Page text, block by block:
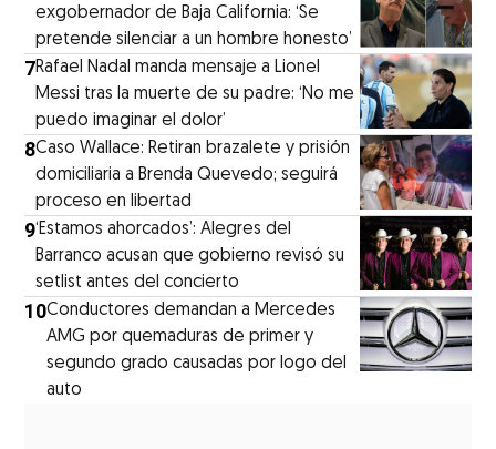
exgobernador de Baja California: ‘Se
pretende silenciar a un hombre honesto’
7Rafael Nadal manda mensaje a Lionel
Messi tras la muerte de su padre: ‘No me
puedo imaginar el dolor’
8Caso Wallace: Retiran brazalete y prisión
domiciliaria a Brenda Quevedo; seguirá
proceso en libertad
9‘Estamos ahorcados’: Alegres del
Barranco acusan que gobierno revisó su
setlist antes del concierto
10Conductores demandan a Mercedes
AMG por quemaduras de primer y
segundo grado causadas por logo del
auto